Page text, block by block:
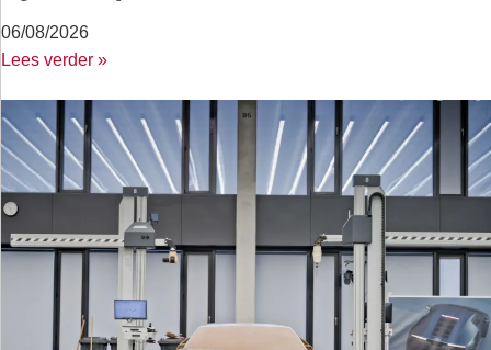
06/08/2026
Lees verder »